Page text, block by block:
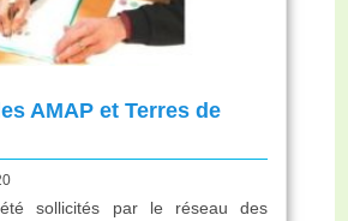
AMAP et Terres de
sollicités par le réseau des